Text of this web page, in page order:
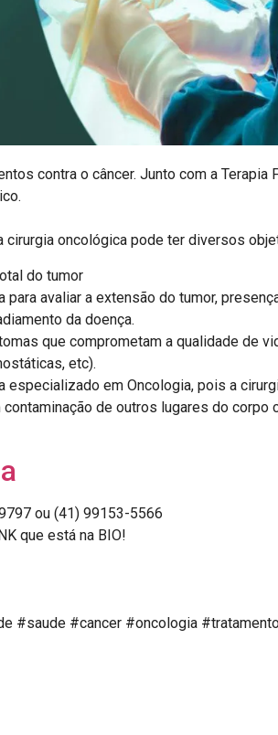
contra o câncer. Junto com a
oncológica pode ter diversos
do tumor
para avaliar a extensão do tumor,
da doença.
que comprometam a qualidade de
etc).
especializado em Oncologia, pois a
de outros lugares do corpo
ou (41) 99153-5566⠀⠀⠀⠀⠀⠀
que está na BIO!⠀⠀⠀⠀⠀⠀⠀
#saude #cancer #oncologia